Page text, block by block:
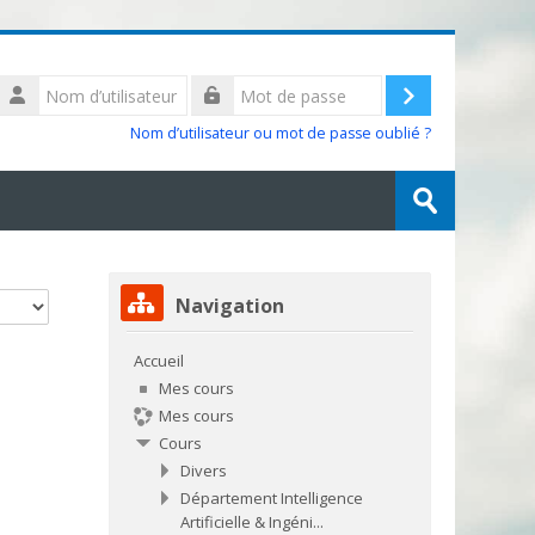
Nom
d’utilisateur
Connexion
Nom d’utilisateur ou mot de passe oublié ?
cours
Envoyer
Passer Navigation
Navigation
Accueil
Mes cours
Mes cours
Cours
Divers
Département Intelligence
Artificielle & Ingéni...